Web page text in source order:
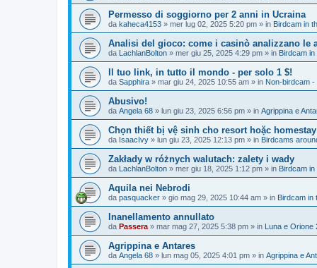
Permesso di soggiorno per 2 anni in Ucraina
da kaheca4153 » mer lug 02, 2025 5:20 pm » in Birdcam in
Analisi del gioco: come i casinò analizzano le
da LachlanBolton » mer giu 25, 2025 4:29 pm » in Birdcam
Il tuo link, in tutto il mondo - per solo 1 $!
da Sapphira » mar giu 24, 2025 10:55 am » in Non-birdcam -
Abusivo!
da Angela 68 » lun giu 23, 2025 6:56 pm » in Agrippina e
Chọn thiết bị vệ sinh cho resort hoặc
da IsaacIvy » lun giu 23, 2025 12:13 pm » in Birdcams
Zakłady w różnych walutach: zalety i wady
da LachlanBolton » mer giu 18, 2025 1:12 pm » in Birdcam
Aquila nei Nebrodi
da pasquacker » gio mag 29, 2025 10:44 am » in Birdcam in
Inanellamento annullato
da Passera » mar mag 27, 2025 5:38 pm » in Luna e Orione
Agrippina e Antares
da Angela 68 » lun mag 05, 2025 4:01 pm » in Agrippina e